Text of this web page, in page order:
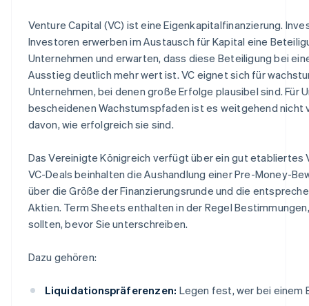
Venture Capital (VC) ist eine Eigenkapitalfinanzierung.
Investoren erwerben im Austausch für Kapital eine
Unternehmen und erwarten, dass diese Beteiligung bei
Ausstieg deutlich mehr wert ist. VC eignet sich für
Unternehmen, bei denen große Erfolge plausibel sind. Für
bescheidenen Wachstumspfaden ist es weitgehend nicht
davon, wie erfolgreich sie sind.
Das Vereinigte Königreich verfügt über ein gut etabliertes
VC-Deals beinhalten die Aushandlung einer Pre-Money-
über die Größe der Finanzierungsrunde und die
Aktien. Term Sheets enthalten in der Regel
sollten, bevor Sie unterschreiben.
Dazu gehören:
Liquidationspräferenzen: Legen fest, wer bei einem